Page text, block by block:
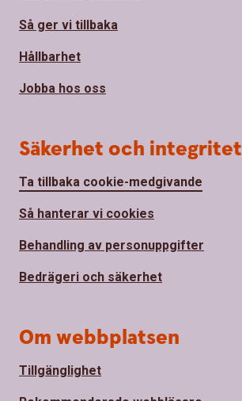
Så ger vi tillbaka
Hållbarhet
Jobba hos oss
Säkerhet och integritet
Ta tillbaka cookie-medgivande
Så hanterar vi cookies
Behandling av personuppgifter
Bedrägeri och säkerhet
Om webbplatsen
Tillgänglighet